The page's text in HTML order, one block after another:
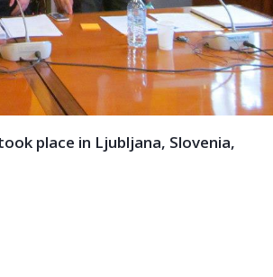
place in Ljubljana, Slovenia,